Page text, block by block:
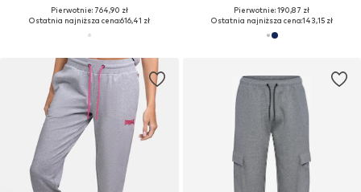
Pierwotnie: 764,90 zł
Ostatnia najniższa cena:616,41 zł
Pierwotnie: 190,87 zł
Ostatnia najniższa cena:143,15 zł